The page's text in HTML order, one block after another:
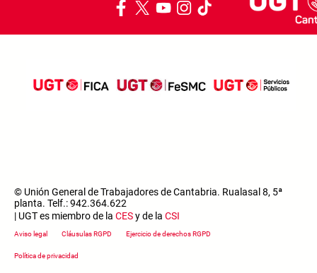
© Unión General de Trabajadores de Cantabria. Rualasal 8, 5ª
planta. Telf.: 942.364.622
| UGT es miembro de la CESy de la CSI
Footer menu
Aviso legal Cláusulas RGPD Ejercicio de derechos RGPD
Política de privacidad